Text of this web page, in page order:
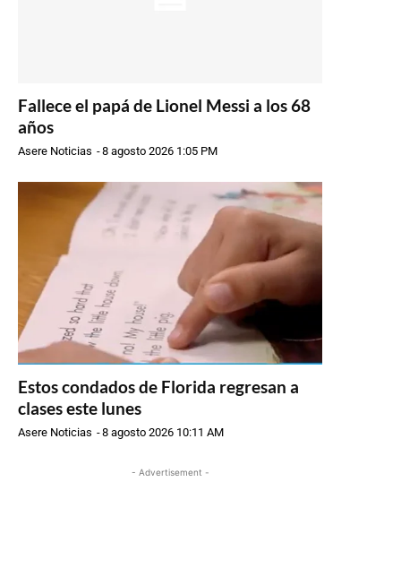
Fallece el papá de Lionel Messi a los 68
años
Asere Noticias -8 agosto 2026 1:05 PM
Estos condados de Florida regresan a
clases este lunes
Asere Noticias -8 agosto 2026 10:11 AM
- Advertisement -